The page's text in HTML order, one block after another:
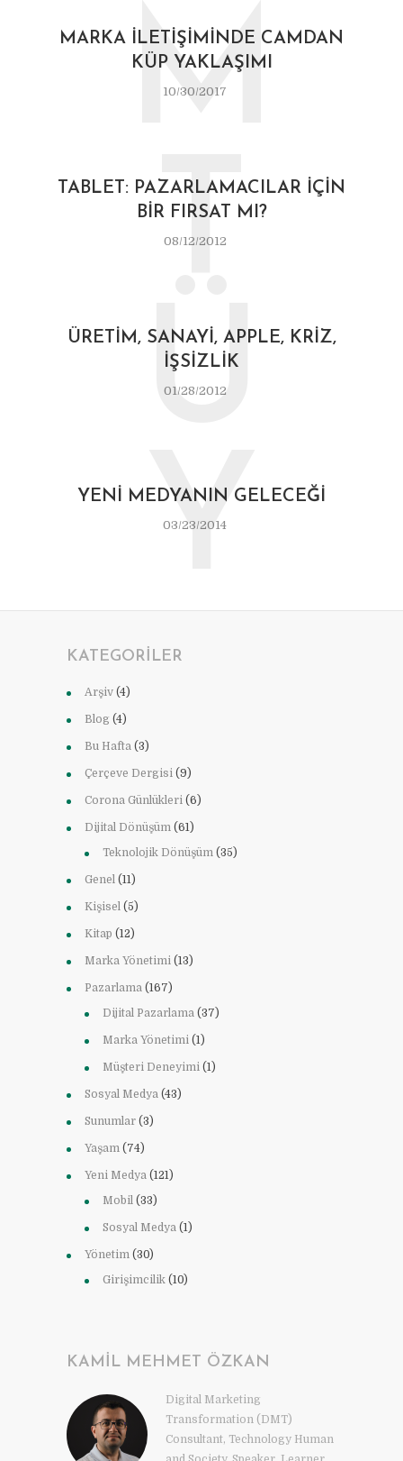
MARKA İLETIŞIMINDE CAMDAN
KÜP YAKLAŞIMI
10/30/2017
M
TABLET: PAZARLAMACILAR İÇIN
BIR FIRSAT MI?
08/12/2012
T
ÜRETIM, SANAYI, APPLE, KRIZ,
İŞSIZLIK
01/28/2012
Ü
YENI MEDYANIN GELECEĞI
03/23/2014
Y
KATEGORILER
Arşiv (4)
Blog (4)
Bu Hafta (3)
Çerçeve Dergisi (9)
Corona Günlükleri (6)
Dijital Dönüşüm (61)
Teknolojik Dönüşüm (35)
Genel (11)
Kişisel (5)
Kitap (12)
Marka Yönetimi (13)
Pazarlama (167)
Dijital Pazarlama (37)
Marka Yönetimi (1)
Müşteri Deneyimi (1)
Sosyal Medya (43)
Sunumlar (3)
Yaşam (74)
Yeni Medya (121)
Mobil (33)
Sosyal Medya (1)
Yönetim (30)
Girişimcilik (10)
KAMIL MEHMET ÖZKAN
Digital Marketing
Transformation (DMT)
Consultant, Technology Human